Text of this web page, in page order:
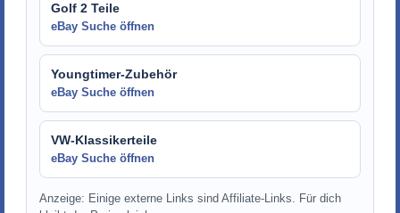
Golf 2 Teile
eBay Suche öffnen
Youngtimer-Zubehör
eBay Suche öffnen
VW-Klassikerteile
eBay Suche öffnen
Anzeige: Einige externe Links sind Affiliate-Links. Für dich